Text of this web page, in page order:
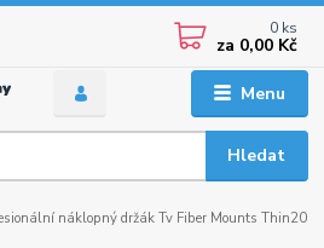
Menu
Hledat
0 ks
za 0,00 Kč
náklopný držák Tv Fiber Mounts Thin20